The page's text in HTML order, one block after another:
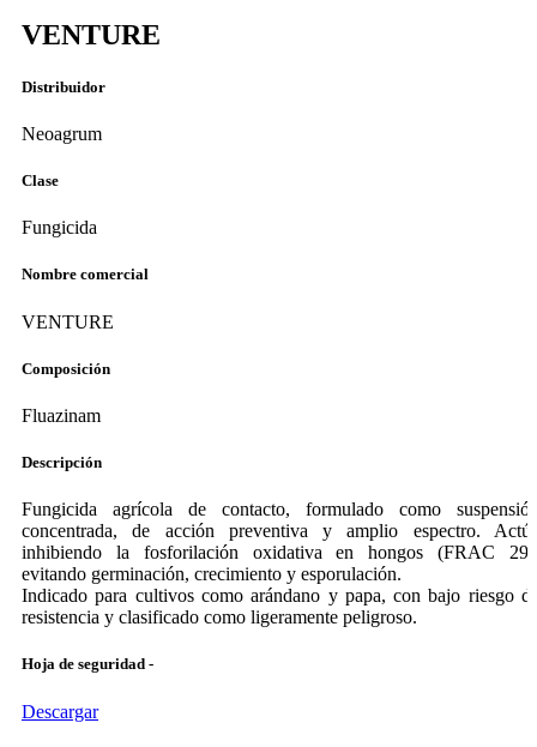
VENTURE
Distribuidor
Neoagrum
Clase
Fungicida
Nombre comercial
VENTURE
Composición
Fluazinam
Descripción
Fungicida agrícola de contacto, formulado como
concentrada, de acción preventiva y amplio espectro.
inhibiendo la fosforilación oxidativa en hongos (FRAC
evitando germinación, crecimiento y esporulación.
Indicado para cultivos como arándano y papa, con bajo riesgo
resistencia y clasificado como ligeramente peligroso.
Hoja de seguridad -
Descargar